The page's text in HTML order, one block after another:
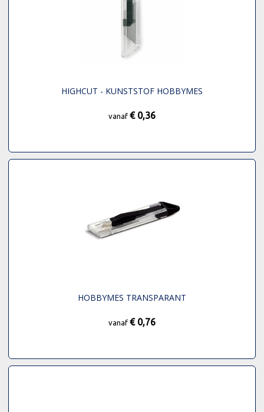
HIGHCUT - KUNSTSTOF HOBBYMES
vanaf € 0,36
HOBBYMES TRANSPARANT
vanaf € 0,76